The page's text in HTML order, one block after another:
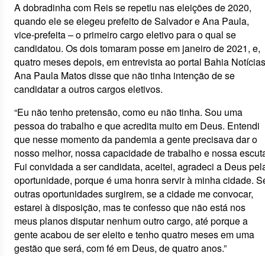
A dobradinha com Reis se repetiu nas eleições de 2020,
quando ele se elegeu prefeito de Salvador e Ana Paula,
vice-prefeita – o primeiro cargo eletivo para o qual se
candidatou. Os dois tomaram posse em janeiro de 2021, e,
quatro meses depois, em entrevista ao portal Bahia
Ana Paula Matos disse que não tinha intenção de se
candidatar a outros cargos eletivos.
“Eu não tenho pretensão, como eu não tinha. Sou uma
pessoa do trabalho e que acredita muito em Deus. Entendi
que nesse momento da pandemia a gente precisava dar o
nosso melhor, nossa capacidade de trabalho e nossa
Fui convidada a ser candidata, aceitei, agradeci a Deus
oportunidade, porque é uma honra servir à minha cidade.
outras oportunidades surgirem, se a cidade me convocar,
estarei à disposição, mas te confesso que não está nos
meus planos disputar nenhum outro cargo, até porque a
gente acabou de ser eleito e tenho quatro meses em uma
gestão que será, com fé em Deus, de quatro anos.”